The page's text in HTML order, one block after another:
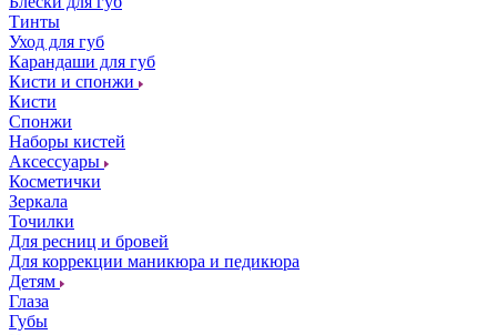
Тинты
Уход для губ
Карандаши для губ
Кисти и спонжи
Кисти
Спонжи
Наборы кистей
Аксессуары
Косметички
Зеркала
Точилки
Для ресниц и бровей
Для коррекции маникюра и педикюра
Детям
Глаза
Губы